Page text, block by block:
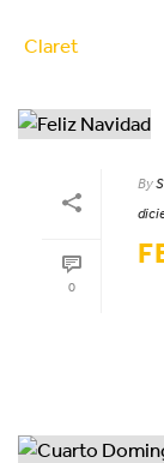
0
By